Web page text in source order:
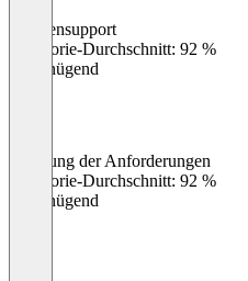
Kundensupport
Kategorie-Durchschnitt: 92 %
Ungenügend
Erfüllung der Anforderungen
Kategorie-Durchschnitt: 92 %
Ungenügend